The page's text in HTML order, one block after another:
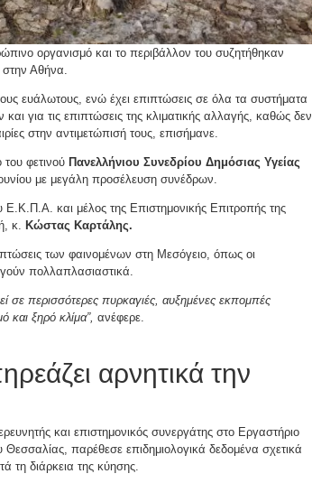
οργανισμό και το περιβάλλον του συζητήθηκαν
στην Αθήνα.
ευάλωτους, ενώ έχει επιπτώσεις σε όλα τα συστήματα
για τις επιπτώσεις της κλιματικής αλλαγής, καθώς δεν
στην αντιμετώπισή τους, επισήμανε.
φετινού Πανελλήνιου Συνεδρίου Δημόσιας Υγείας
με μεγάλη προσέλευση συνέδρων.
και μέλος της Επιστημονικής Επιτροπής της
κ. Κώστας Καρτάλης.
των φαινομένων στη Μεσόγειο, όπως οι
πολλαπλασιαστικά.
σε περισσότερες πυρκαγιές, αυξημένες εκπομπές
και ξηρό κλίμα”, ανέφερε.
αρνητικά την
και επιστημονικός συνεργάτης στο Εργαστήριο
Θεσσαλίας, παρέθεσε επιδημιολογικά δεδομένα σχετικά
τη διάρκεια της κύησης.